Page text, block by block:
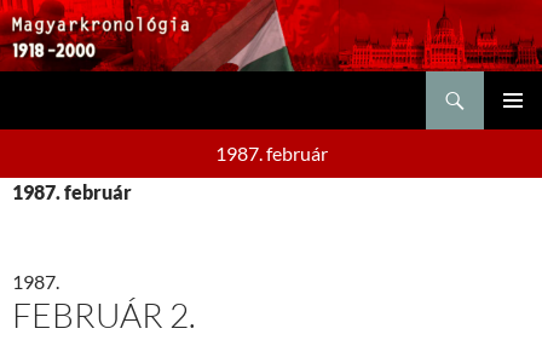
1987. február
1987. február
1987.
FEBRUÁR 2.